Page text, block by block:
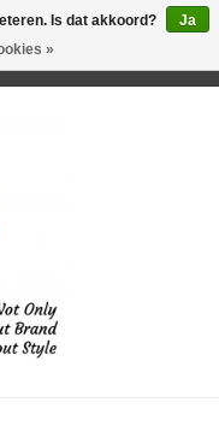
Is dat akkoord?
Ja
»